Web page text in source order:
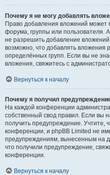
Почему я не могу добавлять
Право добавления вложений может
форума, группы или пользователя.
не разрешить добавление
возможно, что добавлять вложения
определённых групп. Если вы не
вложения, свяжитесь с
Вернуться к началу
Почему я получил
На каждой конференции
собственный свод правил. Если вы
получить предупреждение. Учтите,
конференции, и phpBB Limited не
предупреждениям, вынесенным на
что получили предупреждение,
конференции.
Вернуться к началу